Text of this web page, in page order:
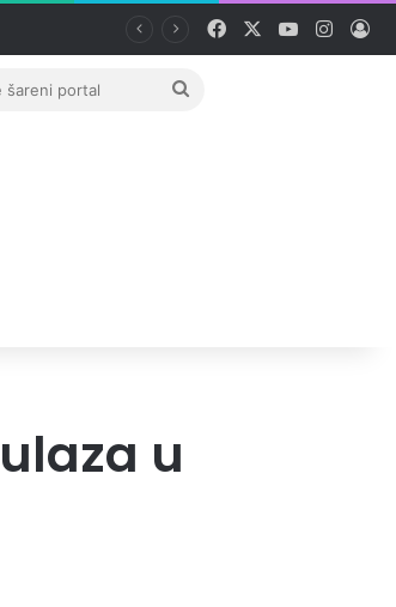
Facebook YouTube
Pretražite
u